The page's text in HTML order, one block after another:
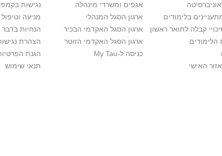
בלימודים
קבלה לתואר ראשון
הלימודים
האישי
אגפים ומשרדי מינהלה
ארגון הסגל המנהלי
ארגון הסגל האקדמי הבכיר
ארגון הסגל האקדמי הזוטר
כניסה ל-My Tau
נגישות
מניעה
הנחיות
הצהרת
הגנת
תנאי שימוש